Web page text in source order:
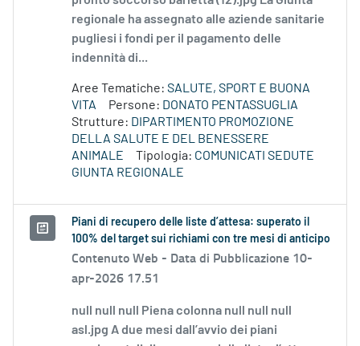
regionale ha assegnato alle aziende sanitarie
pugliesi i fondi per il pagamento delle
indennità di...
Aree Tematiche: SALUTE, SPORT E BUONA
VITA
Persone: DONATO PENTASSUGLIA
Strutture: DIPARTIMENTO PROMOZIONE
DELLA SALUTE E DEL BENESSERE
ANIMALE
Tipologia: COMUNICATI SEDUTE
GIUNTA REGIONALE
Piani di recupero delle liste d’attesa: superato il
100% del target sui richiami con tre mesi di anticipo
Contenuto Web - Data di Pubblicazione 10-
apr-2026 17.51
null null null Piena colonna null null null
asl.jpg A due mesi dall’avvio dei piani